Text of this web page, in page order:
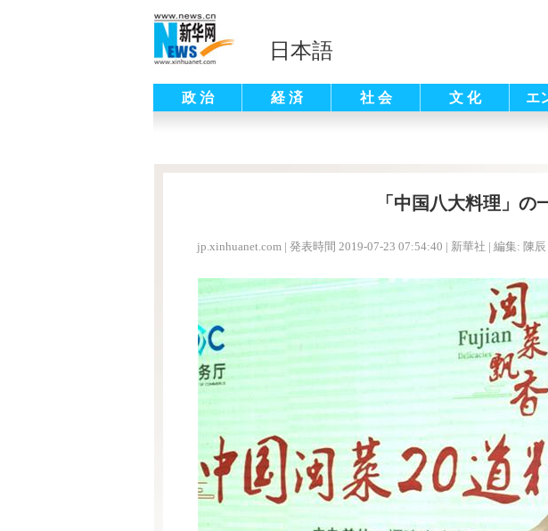
日本語
政 治 経 済 社 会 文 化 エ
「中国八大料理」
jp.xinhuanet.com | 発表時間 2019-07-23 07:54:40 | 新華社 | 編集: 陳辰